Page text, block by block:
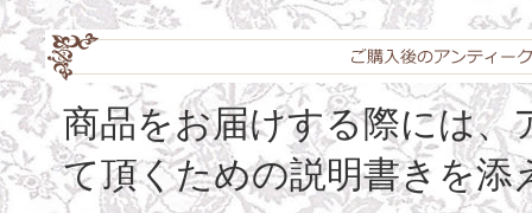
商品をお届けする際には、
て頂くための説明書きを添